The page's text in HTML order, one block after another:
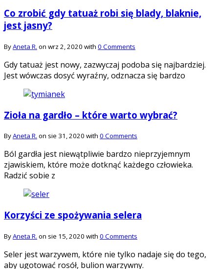
Co zrobić gdy tatuaż robi się blady, blaknie,
jest jasny?
ByAneta R. on wrz 2, 2020 with 0 Comments
Gdy tatuaż jest nowy, zazwyczaj podoba się najbardziej.
Jest wówczas dosyć wyraźny, odznacza się bardzo
Zioła na gardło – które warto wybrać?
ByAneta R. on sie 31, 2020 with 0 Comments
Ból gardła jest niewątpliwie bardzo nieprzyjemnym
zjawiskiem, które może dotknąć każdego człowieka.
Radzić sobie z
Korzyści ze spożywania selera
ByAneta R. on sie 15, 2020 with 0 Comments
Seler jest warzywem, które nie tylko nadaje się do tego,
aby ugotować rosół, bulion warzywny.